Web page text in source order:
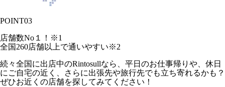
POINT03
店舗数No１！ ※1
全国260店舗以上で通いやすい※2
続々全国に出店中のRintosullなら、平日のお仕事帰りや、休日
にご自宅の近く、さらに出張先や旅行先でも立ち寄れるかも？
ぜひお近くの店舗を探してみてください！